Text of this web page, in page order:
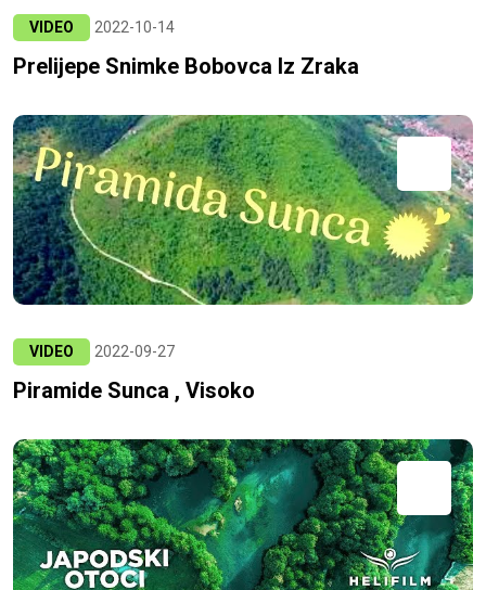
VIDEO 2022-10-14
Prelijepe Snimke Bobovca Iz Zraka
VIDEO 2022-09-27
Piramide Sunca , Visoko